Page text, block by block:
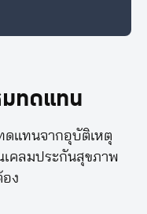
มทดแทน
ดแทนจากอุบัติเหตุ
คลมประกันสุขภาพ
ง